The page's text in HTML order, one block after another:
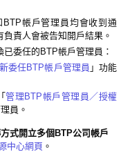
帳戶管理員均會收到通
責人會被告知開戶結果。
委任的BTP帳戶管理員：
委任BTP帳戶管理員 」功能
管理BTP帳戶管理員／授權
員。
式開立多個BTP公司帳戶
中心網頁 。